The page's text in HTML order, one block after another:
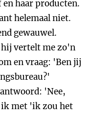
haar producten.
helemaal niet.
gewauwel.
hij vertelt me zo'n
en vraag: 'Ben jij
'Nee,
met 'ik zou het